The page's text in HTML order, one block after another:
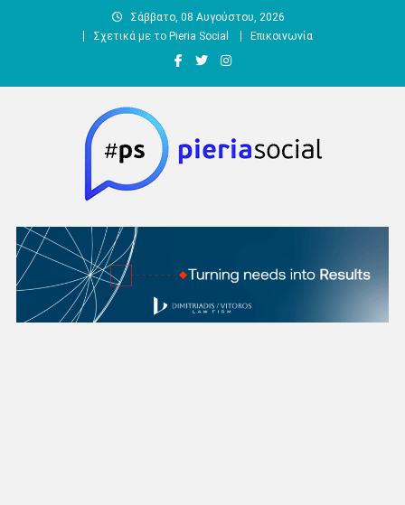
Σάββατο, 08 Αυγούστου, 2026
Σχετικά με το Pieria Social
Επικοινωνία
Pieria Social